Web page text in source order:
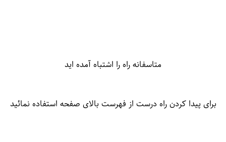
متاسفانه راه را اشتباه آمده اید
برای پیدا کردن راه درست از فهرست بالای صفحه استفاده نمائید